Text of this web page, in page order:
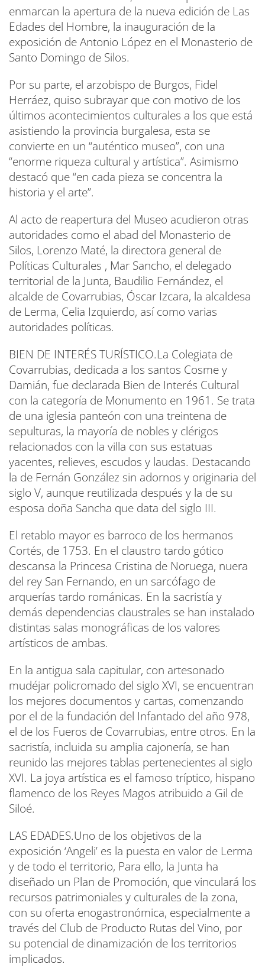
enmarcan la apertura de la nueva edición de Las
Edades del Hombre, la inauguración de la
exposición de Antonio López en el Monasterio de
Santo Domingo de Silos.
Por su parte, el arzobispo de Burgos, Fidel
Herráez, quiso subrayar que con motivo de los
últimos acontecimientos culturales a los que está
asistiendo la provincia burgalesa, esta se
convierte en un “auténtico museo”, con una
“enorme riqueza cultural y artística”. Asimismo
destacó que “en cada pieza se concentra la
historia y el arte”.
Al acto de reapertura del Museo acudieron otras
autoridades como el abad del Monasterio de
Silos, Lorenzo Maté, la directora general de
Políticas Culturales , Mar Sancho, el delegado
territorial de la Junta, Baudilio Fernández, el
alcalde de Covarrubias, Óscar Izcara, la alcaldesa
de Lerma, Celia Izquierdo, así como varias
autoridades políticas.
BIEN DE INTERÉS TURÍSTICO.La Colegiata de
Covarrubias, dedicada a los santos Cosme y
Damián, fue declarada Bien de Interés Cultural
con la categoría de Monumento en 1961. Se trata
de una iglesia panteón con una treintena de
sepulturas, la mayoría de nobles y clérigos
relacionados con la villa con sus estatuas
yacentes, relieves, escudos y laudas. Destacando
la de Fernán González sin adornos y originaria del
siglo V, aunque reutilizada después y la de su
esposa doña Sancha que data del siglo III.
El retablo mayor es barroco de los hermanos
Cortés, de 1753. En el claustro tardo gótico
descansa la Princesa Cristina de Noruega, nuera
del rey San Fernando, en un sarcófago de
arquerías tardo románicas. En la sacristía y
demás dependencias claustrales se han instalado
distintas salas monográficas de los valores
artísticos de ambas.
En la antigua sala capitular, con artesonado
mudéjar policromado del siglo XVI, se encuentran
los mejores documentos y cartas, comenzando
por el de la fundación del Infantado del año 978,
el de los Fueros de Covarrubias, entre otros. En la
sacristía, incluida su amplia cajonería, se han
reunido las mejores tablas pertenecientes al siglo
XVI. La joya artística es el famoso tríptico, hispano
flamenco de los Reyes Magos atribuido a Gil de
Siloé.
LAS EDADES.Uno de los objetivos de la
exposición ‘Angeli’ es la puesta en valor de Lerma
y de todo el territorio, Para ello, la Junta ha
diseñado un Plan de Promoción, que vinculará los
recursos patrimoniales y culturales de la zona,
con su oferta enogastronómica, especialmente a
través del Club de Producto Rutas del Vino, por
su potencial de dinamización de los territorios
implicados.